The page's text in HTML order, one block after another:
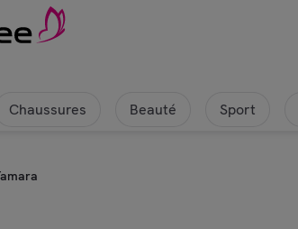
Chaussures Beauté Sport